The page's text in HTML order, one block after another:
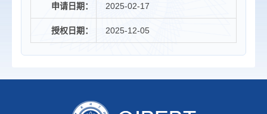
申请日期： 2025-02-17
授权日期： 2025-12-05